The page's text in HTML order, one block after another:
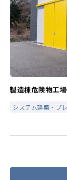
製造棟危険物工
システム建築・プ